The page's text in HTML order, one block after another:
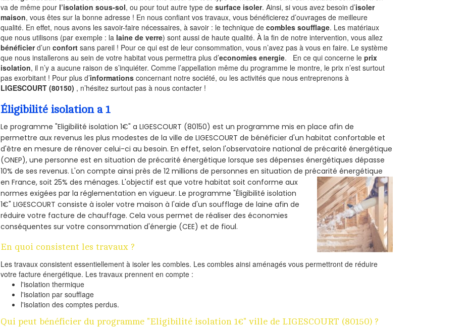
va de même pour l’isolation sous-sol, ou pour tout autre type desurface isoler. Ainsi, si vous avez besoin d’isoler
maison, vous êtes sur la bonne adresse ! En nous confiant vos travaux, vous bénéficierez d’ouvrages de meilleure
qualité. En effet, nous avons les savoir-faire nécessaires, à savoir : le technique decombles soufflage. Les matériaux
que nous utilisons (par exemple : la laine de verre) sont aussi de haute qualité. À la fin de notre intervention, vous allez
bénéficierd’unconfort sans pareil ! Pour ce qui est de leur consommation, vous n’avez pas à vous en faire. Le système
que nous installerons au sein de votre habitat vous permettra plus d’economies energie. En ce qui concerne leprix
isolation, il n’y a aucune raison de s’inquiéter. Comme l’appellation même du programme le montre, le prix n’est surtout
pas exorbitant ! Pour plus d’informations concernant notre société, ou les activités que nous entreprenons à
LIGESCOURT (80150) , n’hésitez surtout pas à nous contacter !
Éligibilité isolation a 1
Le programme "Eligibilité isolation 1€" a LIGESCOURT (80150) est un programme mis en place afin de
permettre aux revenus les plus modestes de la ville de LIGESCOURT de bénéficier d'un habitat confortable et
d'être en mesure de rénover celui-ci au besoin. En effet, selon l'observatoire national de précarité énergétique
(ONEP), une personne est en situation de précarité énergétique lorsque ses dépenses énergétiques dépasse
10% de ses revenus. L'on compte ainsi près de 12 millions de personnes en situation de précarité énergétique
en France, soit 25% des ménages.L'objectif est que votre habitat soit conforme aux
normes exigées par la réglementation en vigueur. Le programme "Éligibilité isolation
1€" LIGESCOURT consiste à isoler votre maison à l'aide d'un soufflage de laine afin de
réduire votre facture de chauffage. Cela vous permet de réaliser des économies
conséquentes sur votre consommation d'énergie (CEE) et de fioul.
En quoi consistent les travaux ?
Les travaux consistent essentiellement à isoler les combles. Les combles ainsi aménagés vous permettront de réduire
votre facture énergétique. Les travaux prennent en compte :
l'isolation thermique
l'isolation par soufflage
l'isolation des comptes perdus.
Qui peut bénéficier du programme "Eligibilité isolation 1€" ville de LIGESCOURT (80150) ?